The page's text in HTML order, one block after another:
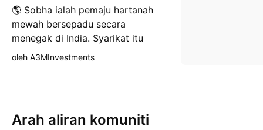
🌎 Sobha ialah pemaju hartanah
mewah bersepadu secara
menegak di India. Syarikat itu
mengawal keseluruhan rantaian
mengurangkan pembayaran
a
g
oleh A3MInvestments
Arah aliran komuniti